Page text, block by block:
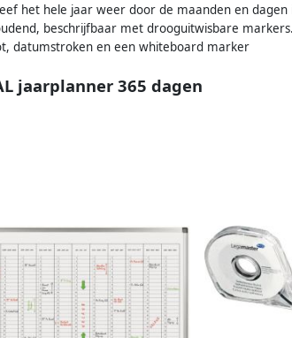
het hele jaar weer door de maanden en dagen
beschrijfbaar met drooguitwisbare
datumstroken en een whiteboard marker
jaarplanner 365 dagen